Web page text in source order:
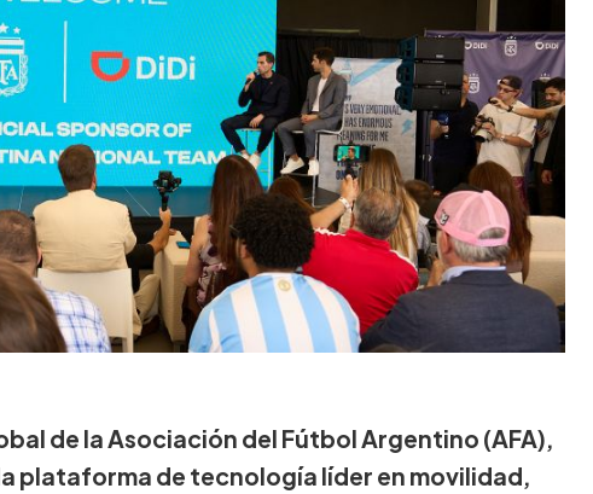
de la Asociación del Fútbol Argentino (AFA),
plataforma de tecnología líder en movilidad,